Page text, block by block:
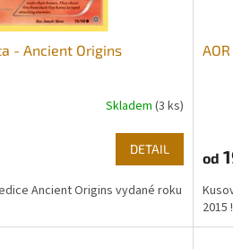
- Ancient Origins
Skladem(3 ks)
DETAIL
Ancient Origins vydané roku
od
2015 !